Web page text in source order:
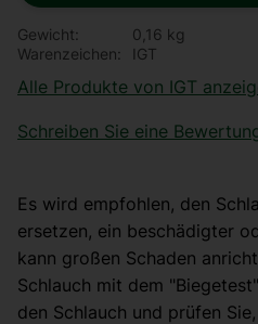
Gewicht
0,16 kg
Warenzeichen
IGT
Alle Produkte von IGT
Schreiben Sie eine
Es wird empfohlen, den
ersetzen, ein beschädigter
kann großen Schaden
Schlauch mit dem
den Schlauch und prüfen